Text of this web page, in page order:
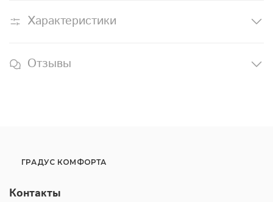
Характеристики
Отзывы
ГРАДУС КОМФОРТА
Контакты